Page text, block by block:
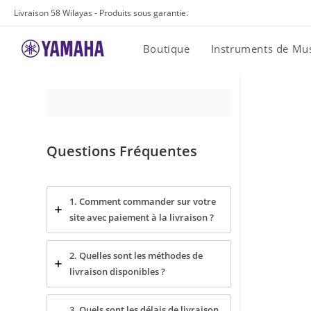
Skip
content
Livraison 58 Wilayas - Produits sous garantie.
Boutique Instruments de
Questions Fréquentes
1. Comment commander sur votre
site avec paiement à la livraison ?
2. Quelles sont les méthodes de
livraison disponibles ?